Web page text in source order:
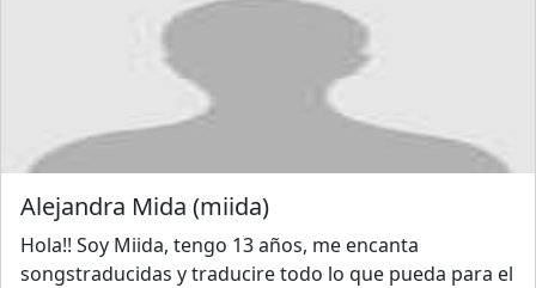
Alejandra Mida (miida)
Hola!! Soy Miida, tengo 13 años, me encanta
songstraducidas y traducire todo lo que pueda para el